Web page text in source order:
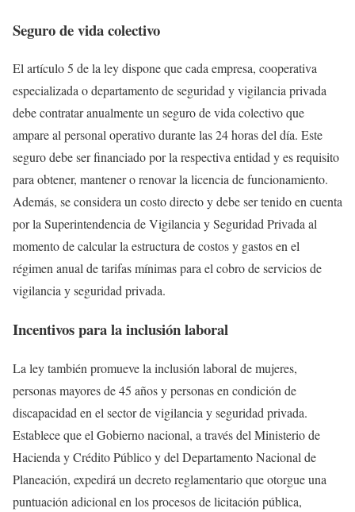
Seguro de vida colectivo
El artículo 5 de la ley dispone que cada empresa, cooperativa
especializada o departamento de seguridad y vigilancia privada
debe contratar anualmente un seguro de vida colectivo que
ampare al personal operativo durante las 24 horas del día. Este
seguro debe ser financiado por la respectiva entidad y es requisito
para obtener, mantener o renovar la licencia de funcionamiento.
Además, se considera un costo directo y debe ser tenido en cuenta
por la Superintendencia de Vigilancia y Seguridad Privada al
momento de calcular la estructura de costos y gastos en el
régimen anual de tarifas mínimas para el cobro de servicios de
vigilancia y seguridad privada.
Incentivos para la inclusión laboral
La ley también promueve la inclusión laboral de mujeres,
personas mayores de 45 años y personas en condición de
discapacidad en el sector de vigilancia y seguridad privada.
Establece que el Gobierno nacional, a través del Ministerio de
Hacienda y Crédito Público y del Departamento Nacional de
Planeación, expedirá un decreto reglamentario que otorgue una
puntuación adicional en los procesos de licitación pública,